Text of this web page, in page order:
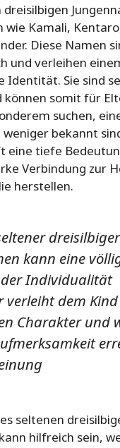
wie Kamali,
Diese Namen
und verleihen
Identität. Sie sind
somit für
suchen,
weniger bekannt
eine tiefe
Verbindung zur
herstellen.
dreisilbiger
kann eine
Individualität
verleiht dem
Charakter und
seltenen
hilfreich sein,